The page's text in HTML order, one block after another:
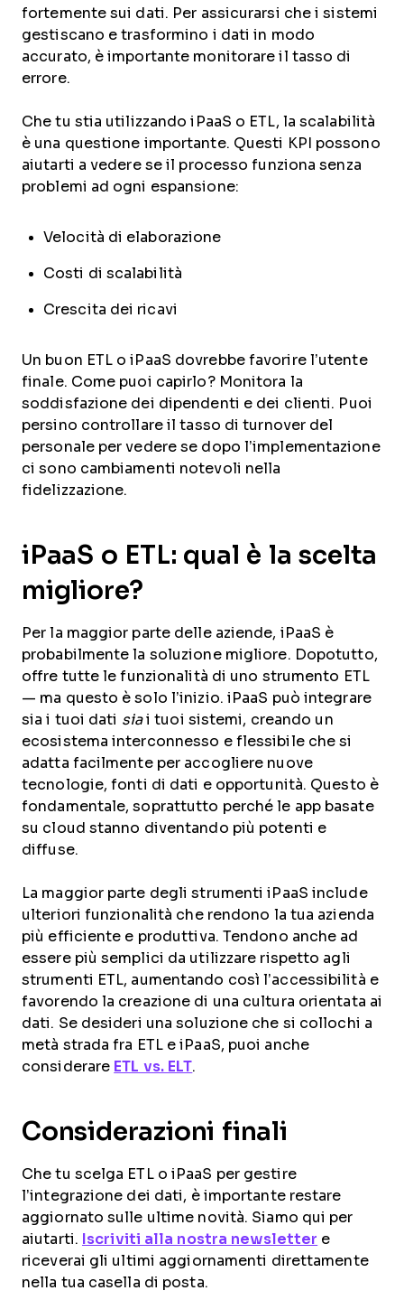
fortemente sui dati. Per assicurarsi che i sistemi
gestiscano e trasformino i dati in modo
accurato, è importante monitorare il tasso di
errore.
Che tu stia utilizzando iPaaS o ETL, la scalabilità
è una questione importante. Questi KPI possono
aiutarti a vedere se il processo funziona senza
problemi ad ogni espansione:
Velocità di elaborazione
Costi di scalabilità
Crescita dei ricavi
Un buon ETL o iPaaS dovrebbe favorire l’utente
finale. Come puoi capirlo? Monitora la
soddisfazione dei dipendenti e dei clienti. Puoi
persino controllare il tasso di turnover del
personale per vedere se dopo l’implementazione
ci sono cambiamenti notevoli nella
fidelizzazione.
iPaaS o ETL: qual è la scelta
migliore?
Per la maggior parte delle aziende, iPaaS è
probabilmente la soluzione migliore. Dopotutto,
offre tutte le funzionalità di uno strumento ETL
— ma questo è solo l’inizio. iPaaS può integrare
sia i tuoi dati siai tuoi sistemi, creando un
ecosistema interconnesso e flessibile che si
adatta facilmente per accogliere nuove
tecnologie, fonti di dati e opportunità. Questo è
fondamentale, soprattutto perché le app basate
su cloud stanno diventando più potenti e
diffuse.
La maggior parte degli strumenti iPaaS include
ulteriori funzionalità che rendono la tua azienda
più efficiente e produttiva. Tendono anche ad
essere più semplici da utilizzare rispetto agli
strumenti ETL, aumentando così l’accessibilità e
favorendo la creazione di una cultura orientata ai
dati. Se desideri una soluzione che si collochi a
metà strada fra ETL e iPaaS, puoi anche
considerare ETL vs. ELT.
Considerazioni finali
Che tu scelga ETL o iPaaS per gestire
l’integrazione dei dati, è importante restare
aggiornato sulle ultime novità. Siamo qui per
aiutarti.
Iscriviti alla nostra newsletter e
riceverai gli ultimi aggiornamenti direttamente
nella tua casella di posta.